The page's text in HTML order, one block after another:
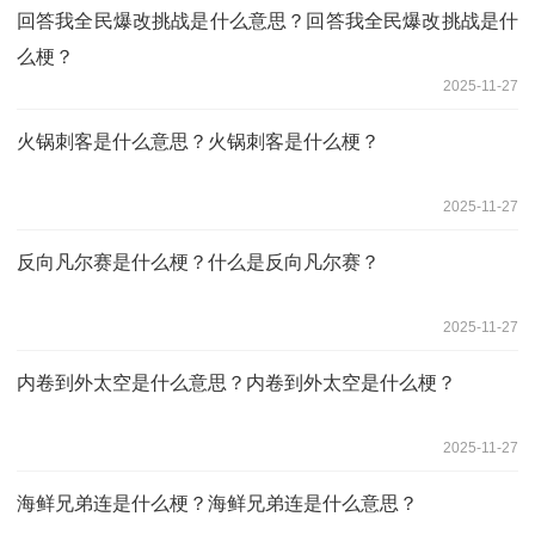
回答我全民爆改挑战是什么意思？回答我全民爆改挑战是什
么梗？
2025-11-27
火锅刺客是什么意思？火锅刺客是什么梗？
2025-11-27
反向凡尔赛是什么梗？什么是反向凡尔赛？
2025-11-27
内卷到外太空是什么意思？内卷到外太空是什么梗？
2025-11-27
海鲜兄弟连是什么梗？海鲜兄弟连是什么意思？